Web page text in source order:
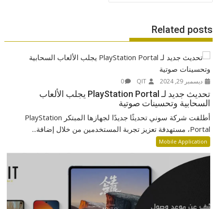
Related posts
ديسمبر 29, 2024 QIT
0
تحديث جديد لـ PlayStation Portal يجلب الألعاب
السحابية وتحسينات صوتية
أطلقت شركة سوني تحديثًا جديدًا لجهازها المبتكر PlayStation
Portal، مستهدفة تعزيز تجربة المستخدمين من خلال إضافة...
Mobile Application